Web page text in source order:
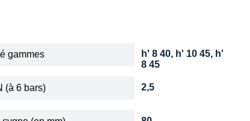
gammes
h' 8 40, h' 10 45, h'
8 45
(à 6 bars) 2,5